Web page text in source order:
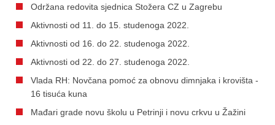
Održana redovita sjednica Stožera CZ u Zagrebu
Aktivnosti od 11. do 15. studenoga 2022.
Aktivnosti od 16. do 22. studenoga 2022.
Aktivnosti od 22. do 27. studenoga 2022.
Vlada RH: Novčana pomoć za obnovu dimnjaka i krovišta -
16 tisuća kuna
Mađari grade novu školu u Petrinji i novu crkvu u Žažini